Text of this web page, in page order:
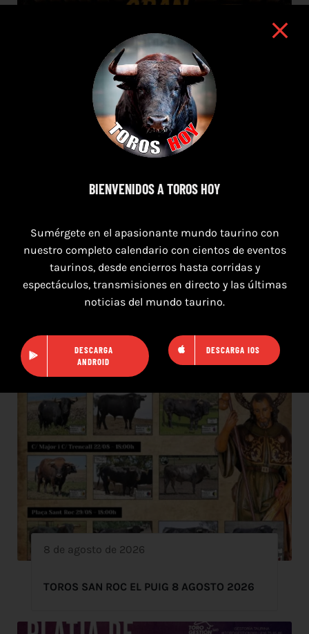
TOROS MAGALLON 8 AGOSTO 2026
8 de agosto de 2026
TOROS SAN ROC EL PUIG 8 AGOSTO 2026
BIENVENIDOS A TOROS HOY
Sumérgete en el apasionante mundo taurino con
nuestro completo calendario con cientos de eventos
taurinos, desde encierros hasta corridas y
espectáculos, transmisiones en directo y las últimas
noticias del mundo taurino.
DESCARGA
ANDROID
DESCARGA IOS